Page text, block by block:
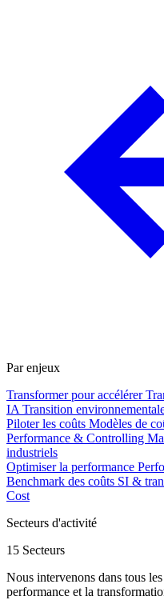
Par enjeux
Transformer pour accélérer
IA Transition
Piloter les coûts Modèles de
Performance & Controlling
industriels
Optimiser la performance
Benchmark des coûts SI &
Cost
Secteurs d'activité
15 Secteurs
Nous intervenons dans tous
performance et la